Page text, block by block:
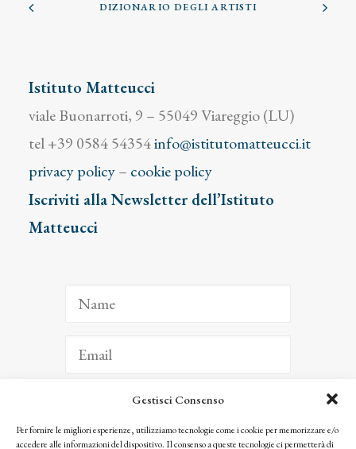
Gestisci Consenso
Per fornire le migliori esperienze, utilizziamo tecnologie come i cookie per memorizzare e/o
accedere alle informazioni del dispositivo. Il consenso a queste tecnologie ci permetterà di
DIZIONARIO DEGLI ARTISTI
Istituto Matteucci
viale Buonarroti, 9 – 55049 Viareggio (LU)
tel +39 0584 54354info@istitutomatteucci.it
privacy policy– cookie policy
Iscriviti alla Newsletter dell’Istituto
Matteucci
ISCRIVITI